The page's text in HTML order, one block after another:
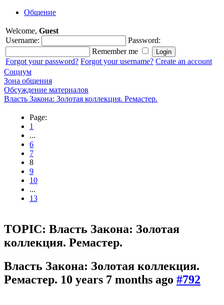
Общение
Welcome, Guest
Username:
Password:
Remember me
Forgot your password? Forgot your username? Create an account
Социум
Зона общения
Обсуждение материалов
Власть Закона: Золотая коллекция. Ремастер.
Page:
1
...
6
7
8
9
10
...
13
TOPIC: Власть Закона: Золотая
коллекция. Ремастер.
Власть Закона: Золотая коллекция.
Ремастер. 10 years 7 months ago #792